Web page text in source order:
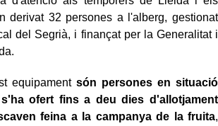
derivat 32 persones a l'alberg, gestionat
del Segrià, i finançat per la Generalitat i
equipament són persones en situació
ofert fins a deu dies d'allotjament
feina a la campanya de la fruita,